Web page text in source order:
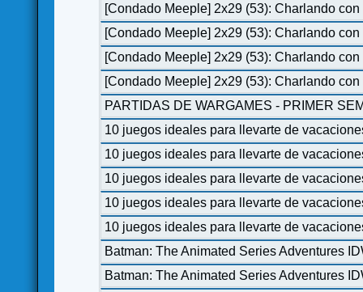
[Condado Meeple] 2x29 (53): Charlando
[Condado Meeple] 2x29 (53): Charlando
[Condado Meeple] 2x29 (53): Charlando
[Condado Meeple] 2x29 (53): Charlando
PARTIDAS DE WARGAMES - PRIMER
10 juegos ideales para llevarte de
10 juegos ideales para llevarte de
10 juegos ideales para llevarte de
10 juegos ideales para llevarte de
10 juegos ideales para llevarte de
Batman: The Animated Series Adventures
Batman: The Animated Series Adventures